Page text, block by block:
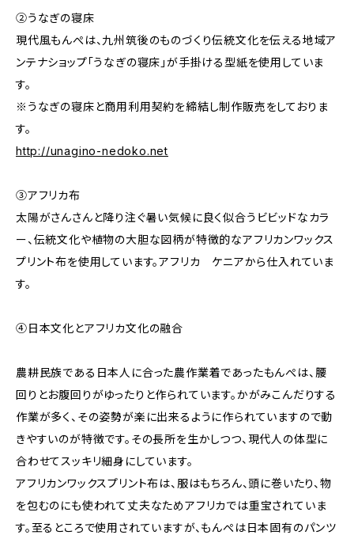
②うなぎの寝床
現代風もんぺは、九州筑後のものづくり伝統文化を伝える地域ア
ンテナショップ「うなぎの寝床」が手掛ける型紙を使用していま
す。
※うなぎの寝床と商用利用契約を締結し制作販売をしておりま
す。
http://unagino-nedoko.net
③アフリカ布
太陽がさんさんと降り注ぐ暑い気候に良く似合うビビッドなカラ
ー、伝統文化や植物の大胆な図柄が特徴的なアフリカンワックス
プリント布を使用しています。アフリカ ケニアから仕入れていま
す。
④日本文化とアフリカ文化の融合
農耕民族である日本人に合った農作業着であったもんぺは、腰
回りとお腹回りがゆったりと作られています。かがみこんだりする
作業が多く、その姿勢が楽に出来るように作られていますので動
きやすいのが特徴です。その長所を生かしつつ、現代人の体型に
合わせてスッキリ細身にしています。
アフリカンワックスプリント布は、服はもちろん、頭に巻いたり、物
を包むのにも使われて丈夫なためアフリカでは重宝されていま
す。至るところで使用されていますが、もんぺは日本固有のパンツ